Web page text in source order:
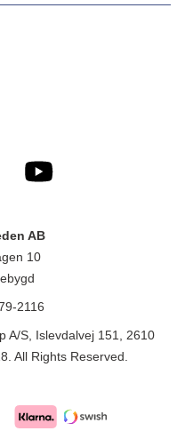
AB
10
2116
A/S, Islevdalvej 151, 2610
All Rights Reserved.